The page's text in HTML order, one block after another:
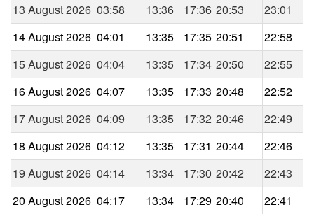
13 August 2026 03:58 13:36 17:36 20:53
23:01
14 August 2026 04:01 13:35 17:35 20:51
22:58
15 August 2026 04:04 13:35 17:34 20:50
22:55
16 August 2026 04:07 13:35 17:33 20:48
22:52
17 August 2026 04:09 13:35 17:32 20:46
22:49
18 August 2026 04:12 13:35 17:31 20:44
22:46
19 August 2026 04:14 13:34 17:30 20:42
22:43
20 August 2026 04:17 13:34 17:29 20:40
22:41